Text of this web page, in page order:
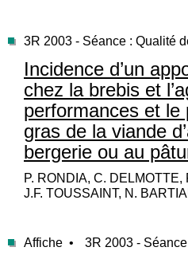
3R 2003 - Séance : Qualité
Incidence d’un
chez la brebis et
performances et le
gras de la viande
bergerie ou au
P. RONDIA, C.
J.F. TOUSSAINT, N.
Affiche • 3R 2003 -